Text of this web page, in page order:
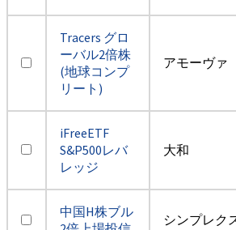
Tracers グロ
ーバル2倍株
(地球コンプ
リート)
アモーヴァ
iFreeETF
S&P500レバ
レッジ
大和
中国H株ブル
シンプレク